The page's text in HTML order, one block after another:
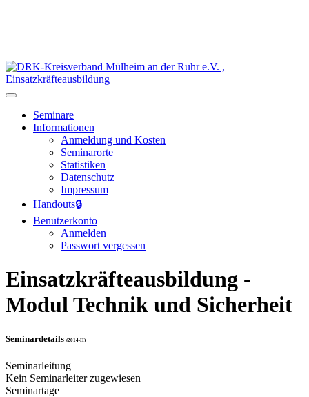
Seminare
Informationen
Anmeldung und Kosten
Seminarorte
Statistiken
Datenschutz
Impressum
Handouts🔒
Benutzerkonto
Anmelden
Passwort vergessen
Einsatzkräfteausbildung -
Modul Technik und Sicherheit
Seminardetails (2014-II)
Seminarleitung
Kein Seminarleiter zugewiesen
Seminartage